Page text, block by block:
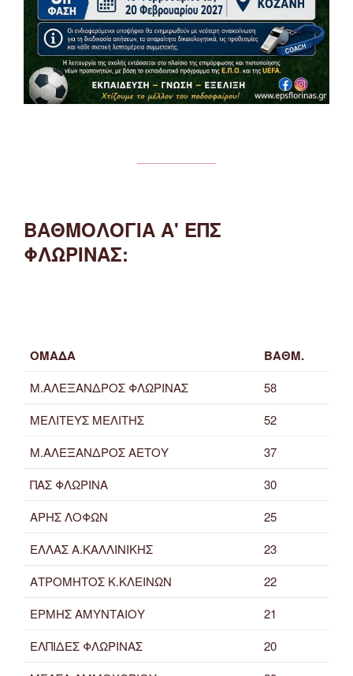
ΒΑΘΜΟΛΟΓΙΑ Α' ΕΠΣ
ΦΛΩΡΙΝΑΣ:
ΟΜΑΔΑ ΒΑΘΜ.
Μ.ΑΛΕΞΑΝΔΡΟΣ ΦΛΩΡΙΝΑΣ
58
ΜΕΛΙΤΕΥΣ ΜΕΛΙΤΗΣ
52
Μ.ΑΛΕΞΑΝΔΡΟΣ ΑΕΤΟΥ
37
ΠΑΣ ΦΛΩΡΙΝΑ
30
ΑΡΗΣ ΛΟΦΩΝ
25
ΕΛΛΑΣ Α.ΚΑΛΛΙΝΙΚΗΣ
23
ΑΤΡΟΜΗΤΟΣ Κ.ΚΛΕΙΝΩΝ
22
ΕΡΜΗΣ ΑΜΥΝΤΑΙΟΥ
21
ΕΛΠΙΔΕΣ ΦΛΩΡΙΝΑΣ
20